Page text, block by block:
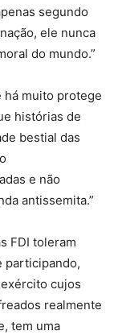
segundo
ele nunca
do mundo.”
há muito protege
histórias de
bestial das
e não
antissemita.”
FDI toleram
participando,
cujos
realmente
tem uma